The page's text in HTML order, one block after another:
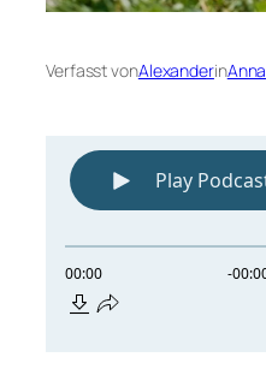
Verfasst vonAlexanderinAnna